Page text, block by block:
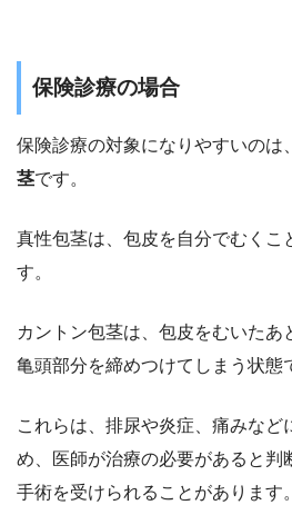
保険診療の場合
保険診療の対象になりやすいのは、
茎です。
真性包茎は、包皮を自分でむくこ
す。
カントン包茎は、包皮をむいたあ
亀頭部分を締めつけてしまう状態
これらは、排尿や炎症、痛みなど
め、医師が治療の必要があると判
手術を受けられることがあります。